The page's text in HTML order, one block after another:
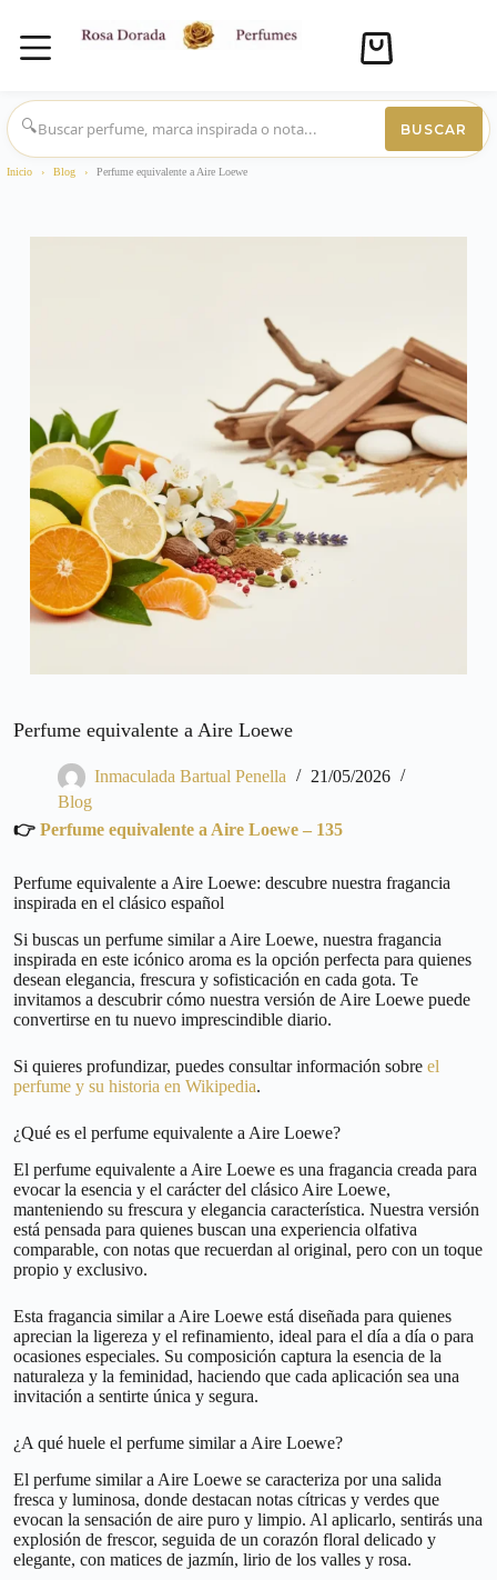
Saltar
al
contenido
Carro
compra
🔍
BUSCAR
Inicio › Blog › Perfume equivalente a Aire Loewe
Perfume equivalente a Aire Loewe
Inmaculada Bartual Penella
21/05/2026
Blog
👉 Perfume equivalente a Aire Loewe – 135
Perfume equivalente a Aire Loewe: descubre nuestra fragancia
inspirada en el clásico español
Si buscas un perfume similar a Aire Loewe, nuestra fragancia
inspirada en este icónico aroma es la opción perfecta para quienes
desean elegancia, frescura y sofisticación en cada gota. Te
invitamos a descubrir cómo nuestra versión de Aire Loewe puede
convertirse en tu nuevo imprescindible diario.
Si quieres profundizar, puedes consultar información sobre el
perfume y su historia en Wikipedia.
¿Qué es el perfume equivalente a Aire Loewe?
El perfume equivalente a Aire Loewe es una fragancia creada para
evocar la esencia y el carácter del clásico Aire Loewe,
manteniendo su frescura y elegancia característica. Nuestra versión
está pensada para quienes buscan una experiencia olfativa
comparable, con notas que recuerdan al original, pero con un toque
propio y exclusivo.
Esta fragancia similar a Aire Loewe está diseñada para quienes
aprecian la ligereza y el refinamiento, ideal para el día a día o para
ocasiones especiales. Su composición captura la esencia de la
naturaleza y la feminidad, haciendo que cada aplicación sea una
invitación a sentirte única y segura.
¿A qué huele el perfume similar a Aire Loewe?
El perfume similar a Aire Loewe se caracteriza por una salida
fresca y luminosa, donde destacan notas cítricas y verdes que
evocan la sensación de aire puro y limpio. Al aplicarlo, sentirás una
explosión de frescor, seguida de un corazón floral delicado y
elegante, con matices de jazmín, lirio de los valles y rosa.